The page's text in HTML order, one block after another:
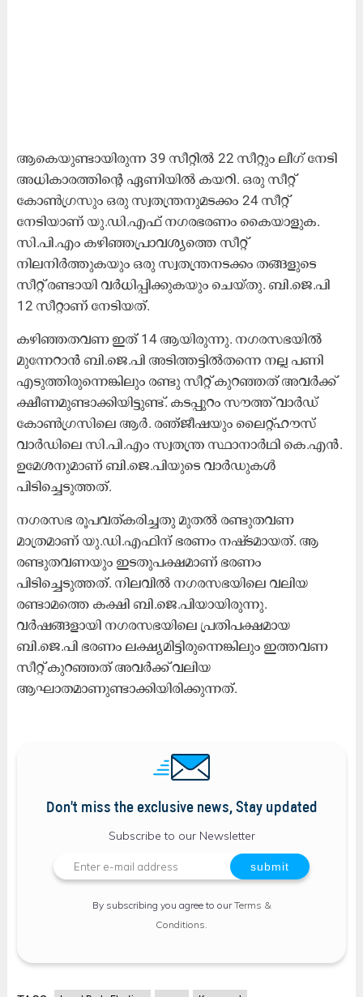
ആകെയുണ്ടായിരുന്ന 39 സീറ്റിൽ 22 സീറ്റും ലീഗ് നേടി
അധികാരത്തിന്റെ ഏണിയിൽ കയറി. ഒരു സീറ്റ്
കോൺഗ്രസും ഒരു സ്വതന്ത്രനുമടക്കം 24 സീറ്റ്
നേടിയാണ് യു.ഡി.എഫ് നഗരഭരണം കൈയാളുക.
സി.പി.എം കഴിഞ്ഞപ്രാവശ്യത്തെ സീറ്റ്
നിലനിർത്തുകയും ഒരു സ്വതന്ത്രനടക്കം തങ്ങളുടെ
സീറ്റ് രണ്ടായി വർധിപ്പിക്കുകയും ചെയ്തു. ബി.ജെ.പി
12 സീറ്റാണ് നേടിയത്.
കഴിഞ്ഞതവണ ഇത് 14 ആയിരുന്നു. നഗരസഭയിൽ
മുന്നേറാൻ ബി.ജെ.പി അടിത്തട്ടിൽതന്നെ നല്ല പണി
എടുത്തിരുന്നെങ്കിലും രണ്ടു സീറ്റ് കുറഞ്ഞത് അവർക്ക്
ക്ഷീണമുണ്ടാക്കിയിട്ടുണ്ട്. കടപ്പുറം സൗത്ത് വാർഡ്
കോൺഗ്രസിലെ ആർ. രഞ്ജീഷയും ലൈറ്റ്ഹൗസ്
വാർഡിലെ സി.പി.എം സ്വതന്ത്ര സ്ഥാനാർഥി കെ.എൻ.
ഉമേശനുമാണ് ബി.ജെ.പിയുടെ വാർഡുകൾ
പിടിച്ചെടുത്തത്.
നഗരസഭ രൂപവത്കരിച്ചതു മുതൽ രണ്ടുതവണ
മാത്രമാണ് യു.ഡി.എഫിന് ഭരണം നഷ്‌ടമായത്. ആ
രണ്ടുതവണയും ഇടതുപക്ഷമാണ് ഭരണം
പിടിച്ചെടുത്തത്. നിലവിൽ നഗരസഭയിലെ വലിയ
രണ്ടാമത്തെ കക്ഷി ബി.ജെ.പിയായിരുന്നു.
വർഷങ്ങളായി നഗരസഭയിലെ പ്രതിപക്ഷമായ
ബി.ജെ.പി ഭരണം ലക്ഷ്യമിട്ടിരുന്നെങ്കിലും ഇത്തവണ
സീറ്റ്‌ കുറഞ്ഞത് അവർക്ക് വലിയ
ആഘാതമാണുണ്ടാക്കിയിരിക്കുന്നത്.
Don't miss the exclusive news, Stay updated
Subscribe to our Newsletter
By subscribing you agree to ourTerms &
Conditions